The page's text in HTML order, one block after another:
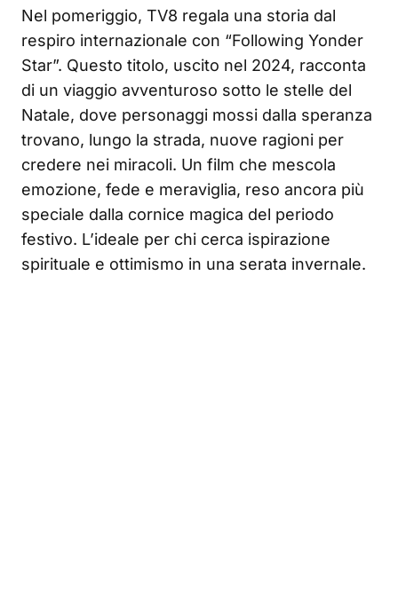
Nel pomeriggio, TV8 regala una storia dal
respiro internazionale con “Following Yonder
Star”. Questo titolo, uscito nel 2024, racconta
di un viaggio avventuroso sotto le stelle del
Natale, dove personaggi mossi dalla speranza
trovano, lungo la strada, nuove ragioni per
credere nei miracoli. Un film che mescola
emozione, fede e meraviglia, reso ancora più
speciale dalla cornice magica del periodo
festivo. L’ideale per chi cerca ispirazione
spirituale e ottimismo in una serata invernale.